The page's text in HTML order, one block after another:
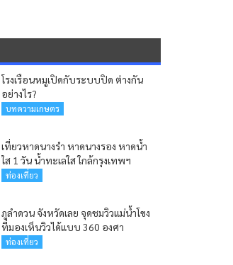
โรงเรือนหมูเปิดกับระบบปิด ต่างกัน
อย่างไร?
บทความเกษตร
เที่ยวหาดนางรำ หาดนางรอง หาดน้ำ
ใส 1 วัน น้ำทะเลใส ใกล้กรุงเทพฯ
ท่องเที่ยว
ภูลำดวน จังหวัดเลย จุดชมวิวแม่น้ำโขง
ที่มองเห็นวิวได้แบบ 360 องศา
ท่องเที่ยว